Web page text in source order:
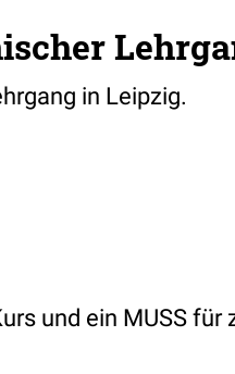
in Leipzig.
und ein MUSS